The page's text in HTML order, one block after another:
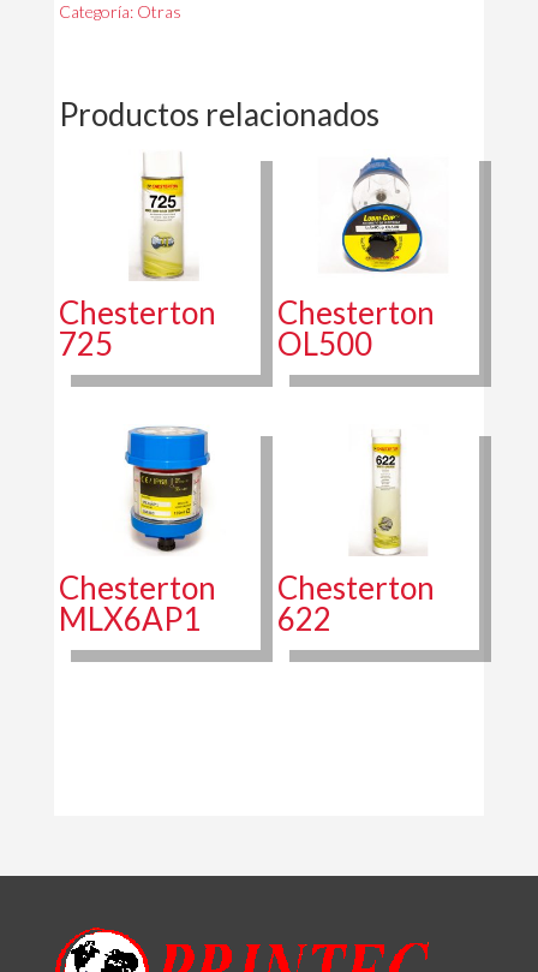
Categoría: Otras
Productos relacionados
Chesterton
725
Chesterton
OL500
Chesterton
MLX6AP1
Chesterton
622